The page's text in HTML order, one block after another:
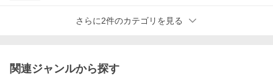
さらに2件のカテゴリを見る
関連ジャンルから探す